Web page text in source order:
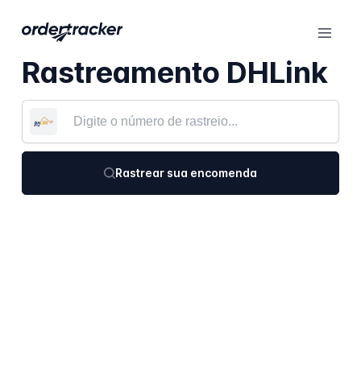
Rastreamento DHLink
Rastrear sua encomenda